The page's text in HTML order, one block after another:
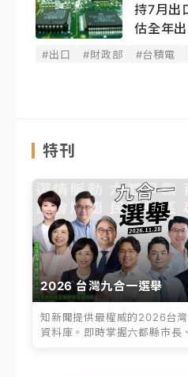
持7月
估全年
#出口 #財政部 #台積電
特刊
2026 台灣九合一選舉
知新聞提供最權威的2026台
資料庫。即時掌握六都縣市長